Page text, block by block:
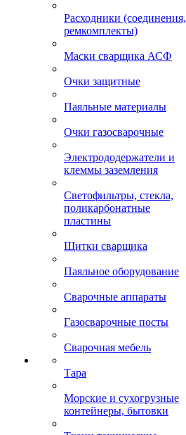
Расходники (соединения,
ремкомплекты)
Маски сварщика АСФ
Очки защитные
Паяльные материалы
Очки газосварочные
Электрододержатели и
клеммы заземления
Светофильтры, стекла,
поликарбонатные
пластины
Щитки сварщика
Паяльное оборудование
Сварочные аппараты
Газосварочные посты
Сварочная мебель
Тара
Морские и сухогрузные
контейнеры, бытовки